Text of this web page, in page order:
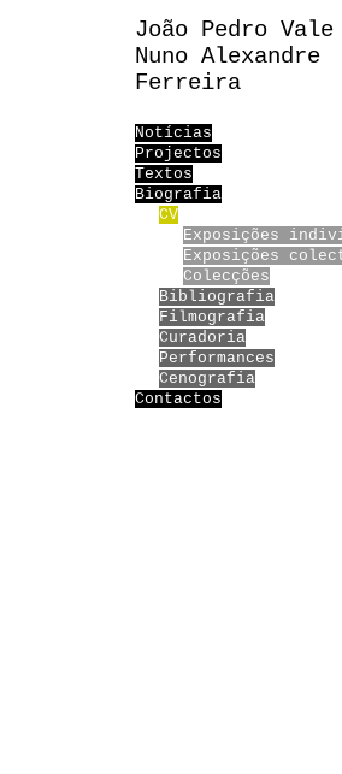
João Pedro Vale
Nuno Alexandre
Ferreira
Notícias
Projectos
Textos
Biografia
CV
Exposições
Exposições
Colecções
Bibliografia
Filmografia
Curadoria
Performances
Cenografia
Contactos